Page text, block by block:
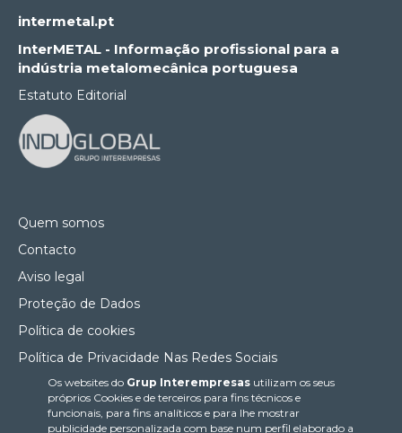
Os websites do Grup Interempresasutilizam os seus
próprios Cookies e de terceiros para fins técnicos e
funcionais, para fins analíticos e para lhe mostrar
publicidade personalizada com base num perfil elaborado a
intermetal.pt
InterMETAL - Informação profissional para a
indústria metalomecânica portuguesa
Estatuto Editorial
Quem somos
Contacto
Aviso legal
Proteção de Dados
Política de cookies
Política de Privacidade Nas Redes Sociais
Canal de denúncias
Colaborações editoriais